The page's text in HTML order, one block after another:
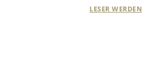
LESER WERDEN